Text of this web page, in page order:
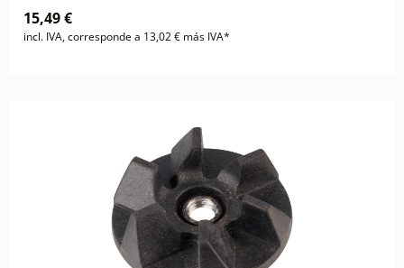
15,49 €
incl. IVA, corresponde a 13,02 € más IVA*